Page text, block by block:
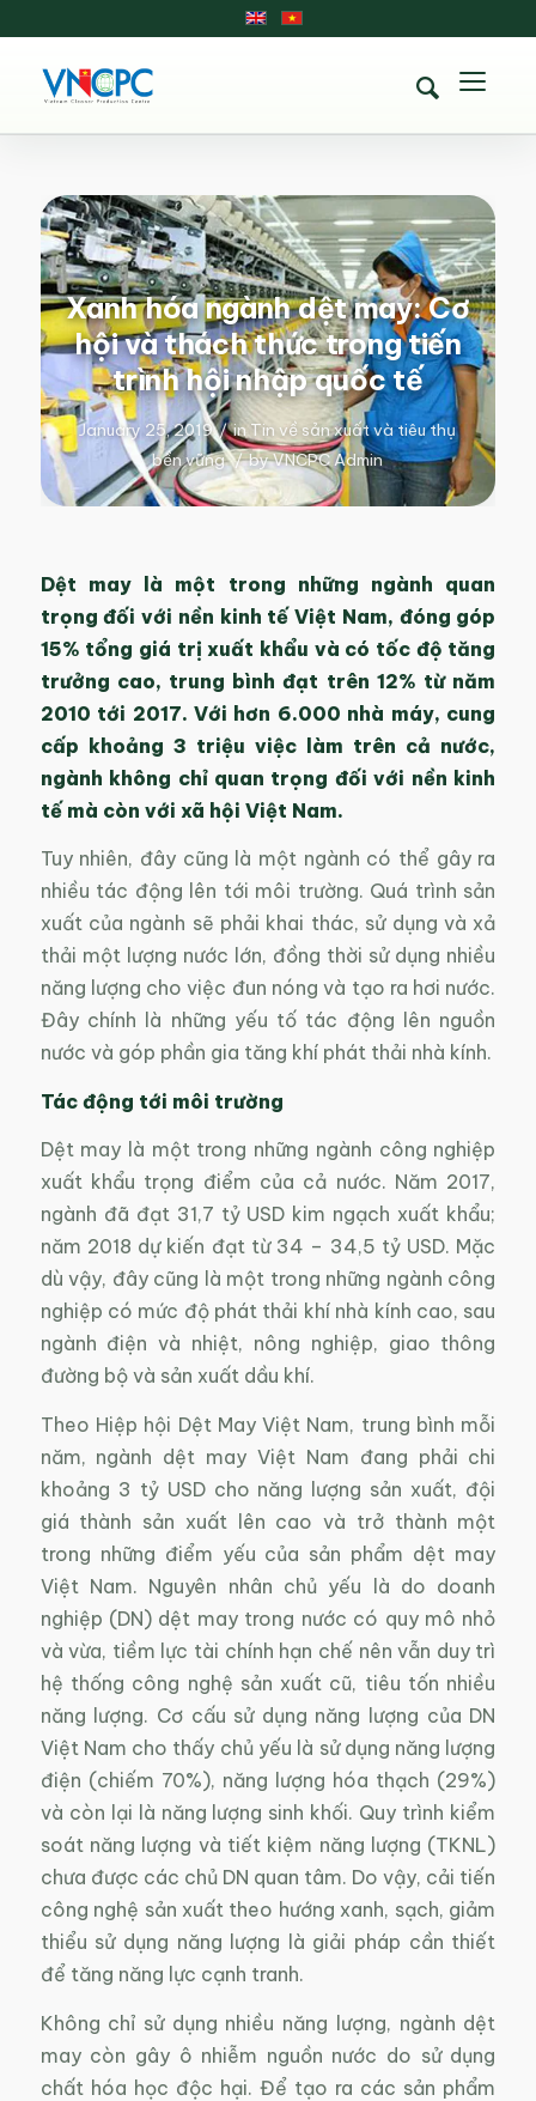
Xanh hóa ngành dệt may: Cơ
hội và thách thức trong tiến
trình hội nhập quốc tế
January 25, 2019 / inTin về sản xuất và tiêu thụ
bền vững / byVNCPC Admin
Dệt may là một trong những ngành quan
trọng đối với nền kinh tế Việt Nam, đóng góp
15% tổng giá trị xuất khẩu và có tốc độ tăng
trưởng cao, trung bình đạt trên 12% từ năm
2010 tới 2017. Với hơn 6.000 nhà máy, cung
cấp khoảng 3 triệu việc làm trên cả nước,
ngành không chỉ quan trọng đối với nền kinh
tế mà còn với xã hội Việt Nam.
Tuy nhiên, đây cũng là một ngành có thể gây ra
nhiều tác động lên tới môi trường. Quá trình sản
xuất của ngành sẽ phải khai thác, sử dụng và xả
thải một lượng nước lớn, đồng thời sử dụng nhiều
năng lượng cho việc đun nóng và tạo ra hơi nước.
Đây chính là những yếu tố tác động lên nguồn
nước và góp phần gia tăng khí phát thải nhà kính.
Tác động tới môi trường
Dệt may là một trong những ngành công nghiệp
xuất khẩu trọng điểm của cả nước. Năm 2017,
ngành đã đạt 31,7 tỷ USD kim ngạch xuất khẩu;
năm 2018 dự kiến đạt từ 34 – 34,5 tỷ USD. Mặc
dù vậy, đây cũng là một trong những ngành công
nghiệp có mức độ phát thải khí nhà kính cao, sau
ngành điện và nhiệt, nông nghiệp, giao thông
đường bộ và sản xuất dầu khí.
Theo Hiệp hội Dệt May Việt Nam, trung bình mỗi
năm, ngành dệt may Việt Nam đang phải chi
khoảng 3 tỷ USD cho năng lượng sản xuất, đội
giá thành sản xuất lên cao và trở thành một
trong những điểm yếu của sản phẩm dệt may
Việt Nam. Nguyên nhân chủ yếu là do doanh
nghiệp (DN) dệt may trong nước có quy mô nhỏ
và vừa, tiềm lực tài chính hạn chế nên vẫn duy trì
hệ thống công nghệ sản xuất cũ, tiêu tốn nhiều
năng lượng. Cơ cấu sử dụng năng lượng của DN
Việt Nam cho thấy chủ yếu là sử dụng năng lượng
điện (chiếm 70%), năng lượng hóa thạch (29%)
và còn lại là năng lượng sinh khối. Quy trình kiểm
soát năng lượng và tiết kiệm năng lượng (TKNL)
chưa được các chủ DN quan tâm. Do vậy, cải tiến
công nghệ sản xuất theo hướng xanh, sạch, giảm
thiểu sử dụng năng lượng là giải pháp cần thiết
để tăng năng lực cạnh tranh.
Không chỉ sử dụng nhiều năng lượng, ngành dệt
may còn gây ô nhiễm nguồn nước do sử dụng
chất hóa học độc hại. Để tạo ra các sản phẩm